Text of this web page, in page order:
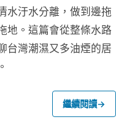
水汙水分離，做到邊拖
地。這篇會從整條水路
台灣潮濕又多油煙的居
繼續閱讀→